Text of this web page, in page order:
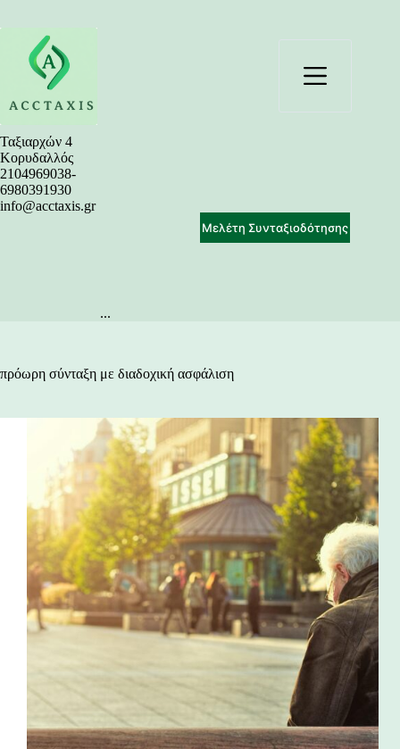
περιεχόμενο
Ταξιαρχών 4
Κορυδαλλός
2104969038-
6980391930
info@acctaxis.gr
...
Μελέτη Συνταξιοδότησης
πρόωρη σύνταξη με διαδοχική ασφάλιση